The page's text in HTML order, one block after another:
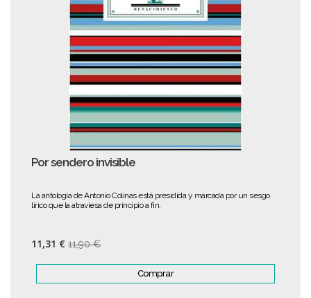
Por sendero invisible
La antología de Antonio Colinas está presidida y marcada por un sesgo
lírico que la atraviesa de principio a fin.
11,31 € 11,90 €
Comprar